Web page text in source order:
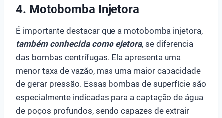
4. Motobomba Injetora
É importante destacar que a motobomba injetora,
também conhecida como ejetora, se diferencia
das bombas centrífugas. Ela apresenta uma
menor taxa de vazão, mas uma maior capacidade
de gerar pressão. Essas bombas de superfície são
especialmente indicadas para a captação de água
de poços profundos, sendo capazes de extrair